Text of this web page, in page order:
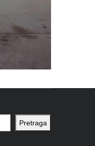
Pretraga